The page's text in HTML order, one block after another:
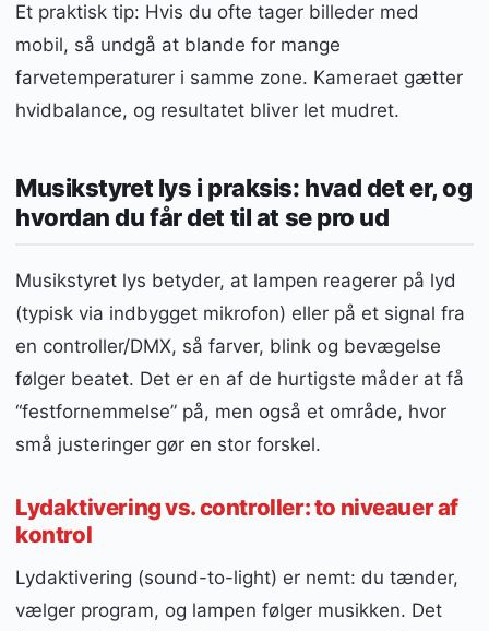
Et praktisk tip: Hvis du ofte tager billeder med
mobil, så undgå at blande for mange
farvetemperaturer i samme zone. Kameraet gætter
hvidbalance, og resultatet bliver let mudret.
Musikstyret lys i praksis: hvad det er, og
hvordan du får det til at se pro ud
Musikstyret lys betyder, at lampen reagerer på lyd
(typisk via indbygget mikrofon) eller på et signal fra
en controller/DMX, så farver, blink og bevægelse
følger beatet. Det er en af de hurtigste måder at få
“festfornemmelse” på, men også et område, hvor
små justeringer gør en stor forskel.
Lydaktivering vs. controller: to niveauer af
kontrol
Lydaktivering (sound-to-light) er nemt: du tænder,
vælger program, og lampen følger musikken. Det